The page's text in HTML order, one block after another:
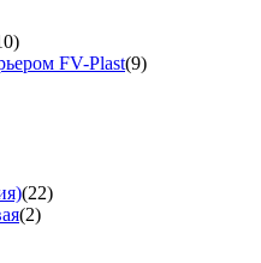
FV-Plast(9)
(22)
(2)